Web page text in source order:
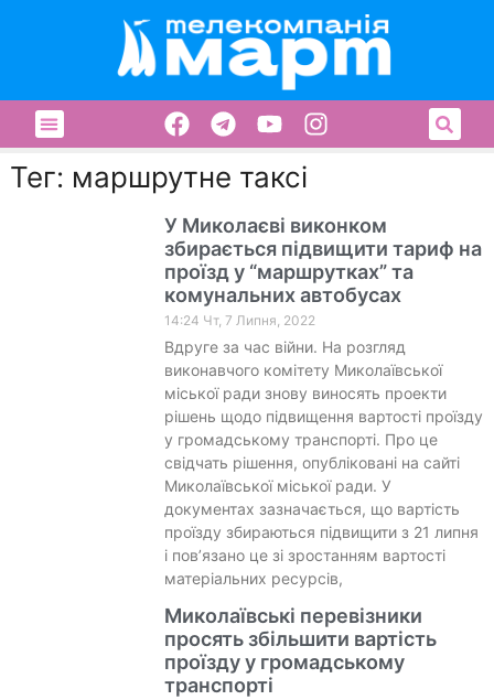
Тег: маршрутне таксі
У Миколаєві виконком
збирається підвищити тариф на
проїзд у “маршрутках” та
комунальних автобусах
14:24 Чт, 7 Липня, 2022
Вдруге за час війни. На розгляд
виконавчого комітету Миколаївської
міської ради знову виносять проекти
рішень щодо підвищення вартості проїзду
у громадському транспорті. Про це
свідчать рішення, опубліковані на сайті
Миколаївської міської ради. У
документах зазначається, що вартість
проїзду збираються підвищити з 21 липня
і пов’язано це зі зростанням вартості
матеріальних ресурсів,
Миколаївські перевізники
просять збільшити вартість
проїзду у громадському
транспорті